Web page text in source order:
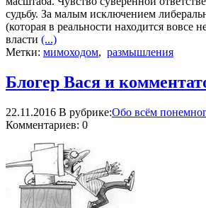
судьбу. За малым исключением
(которая в реальности находится вовсе
власти (...)
Метки: мимоходом, размышления
Блогер Вася и
22.11.2016 В рубрике:Обо всём
Комментариев: 0